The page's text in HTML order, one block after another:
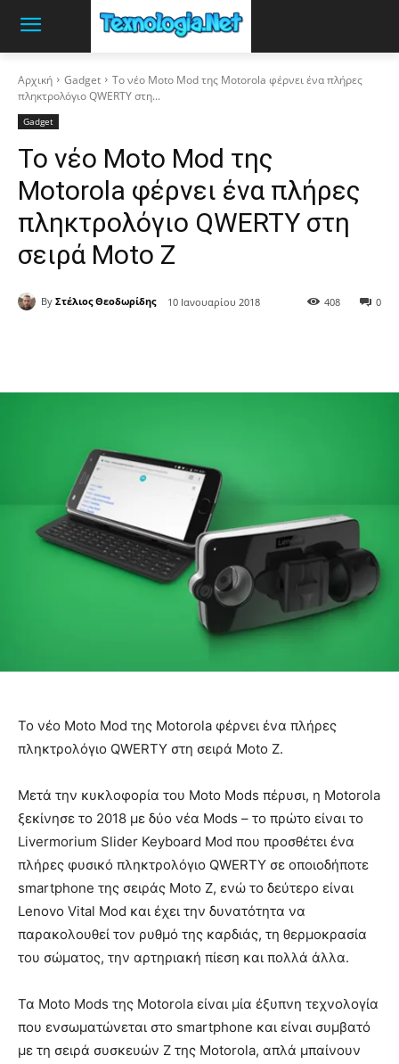
Αρχική Gadget
Το νέο Moto Mod της Motorola φέρνει ένα πλήρες
πληκτρολόγιο QWERTY στη...
Gadget
Το νέο Moto Mod της
Motorola φέρνει ένα πλήρες
πληκτρολόγιο QWERTY στη
σειρά Moto Z
By Στέλιος Θεοδωρίδης 10 Ιανουαρίου 2018 0
408
Το νέο Moto Mod της Motorola φέρνει ένα πλήρες
πληκτρολόγιο QWERTY στη σειρά Moto Z.
Μετά την κυκλοφορία του Moto Mods πέρυσι, η Motorola
ξεκίνησε το 2018 με δύο νέα Mods – το πρώτο είναι το
Livermorium Slider Keyboard Mod που προσθέτει ένα
πλήρες φυσικό πληκτρολόγιο QWERTY σε οποιοδήποτε
smartphone της σειράς Moto Z, ενώ το δεύτερο είναι
Lenovo Vital Mod και έχει την δυνατότητα να
παρακολουθεί τον ρυθμό της καρδιάς, τη θερμοκρασία
του σώματος, την αρτηριακή πίεση και πολλά άλλα.
Τα Moto Mods της Motorola είναι μία έξυπνη τεχνολογία
που ενσωματώνεται στο smartphone και είναι συμβατό
με τη σειρά συσκευών Z της Motorola, απλά μπαίνουν